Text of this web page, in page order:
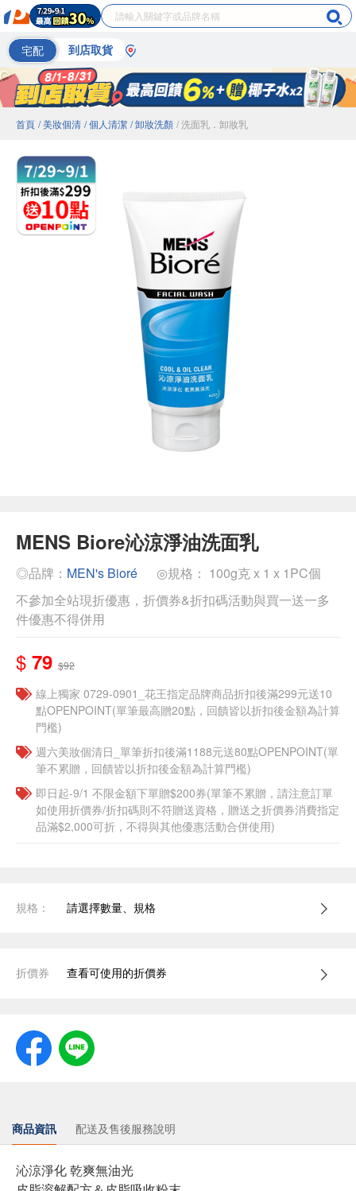
宅配 到店取貨
首頁 / 美妝個清 / 個人清潔 / 卸妝洗顏 / 洗面乳．卸妝乳
MENS Biore沁涼淨油洗面乳
◎品牌： MEN's Bioré
◎規格： 100g克 x 1 x 1PC個
不參加全站現折優惠，折價券&折扣碼活動與買一送一多
件優惠不得併用
$ 79 $92
線上獨家 0729-0901_花王指定品牌商品折扣後滿299元送10
點OPENPOINT(單筆最高贈20點，回饋皆以折扣後金額為計算
門檻)
週六美妝個清日_單筆折扣後滿1188元送80點OPENPOINT(單
筆不累贈，回饋皆以折扣後金額為計算門檻)
即日起-9/1 不限金額下單贈$200券(單筆不累贈，請注意訂單
如使用折價券/折扣碼則不符贈送資格，贈送之折價券消費指定
品滿$2,000可折，不得與其他優惠活動合併使用)
規格： 請選擇數量、規格
折價券 查看可使用的折價券
商品資訊 配送及售後服務說明
沁涼淨化 乾爽無油光